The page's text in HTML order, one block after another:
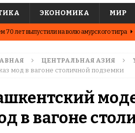
ЭКОНОМИКА МИР
70 лет выпустили на волю амурского тигра
сборную мира на международном
исследования о популярных
Где жить выгоднее?
ЦЕНТРАЛЬНАЯ АЗИЯ
мод в вагоне столичной подземки
в вагоне